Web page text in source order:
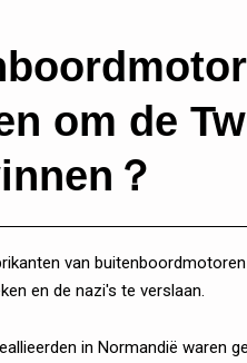
om de
？
van
en de nazi's te verslaan.
in Normandië waren